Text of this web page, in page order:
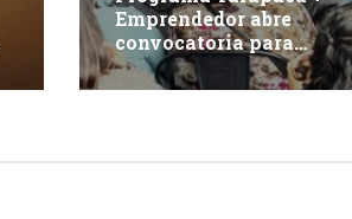
Emprendedor abre
convocatoria para
apoyar 15 proyectos
innovadores